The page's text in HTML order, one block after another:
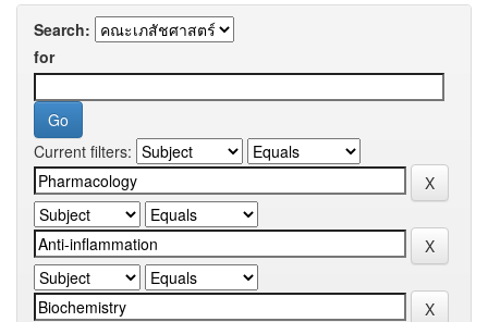
Search:
for
Current filters: